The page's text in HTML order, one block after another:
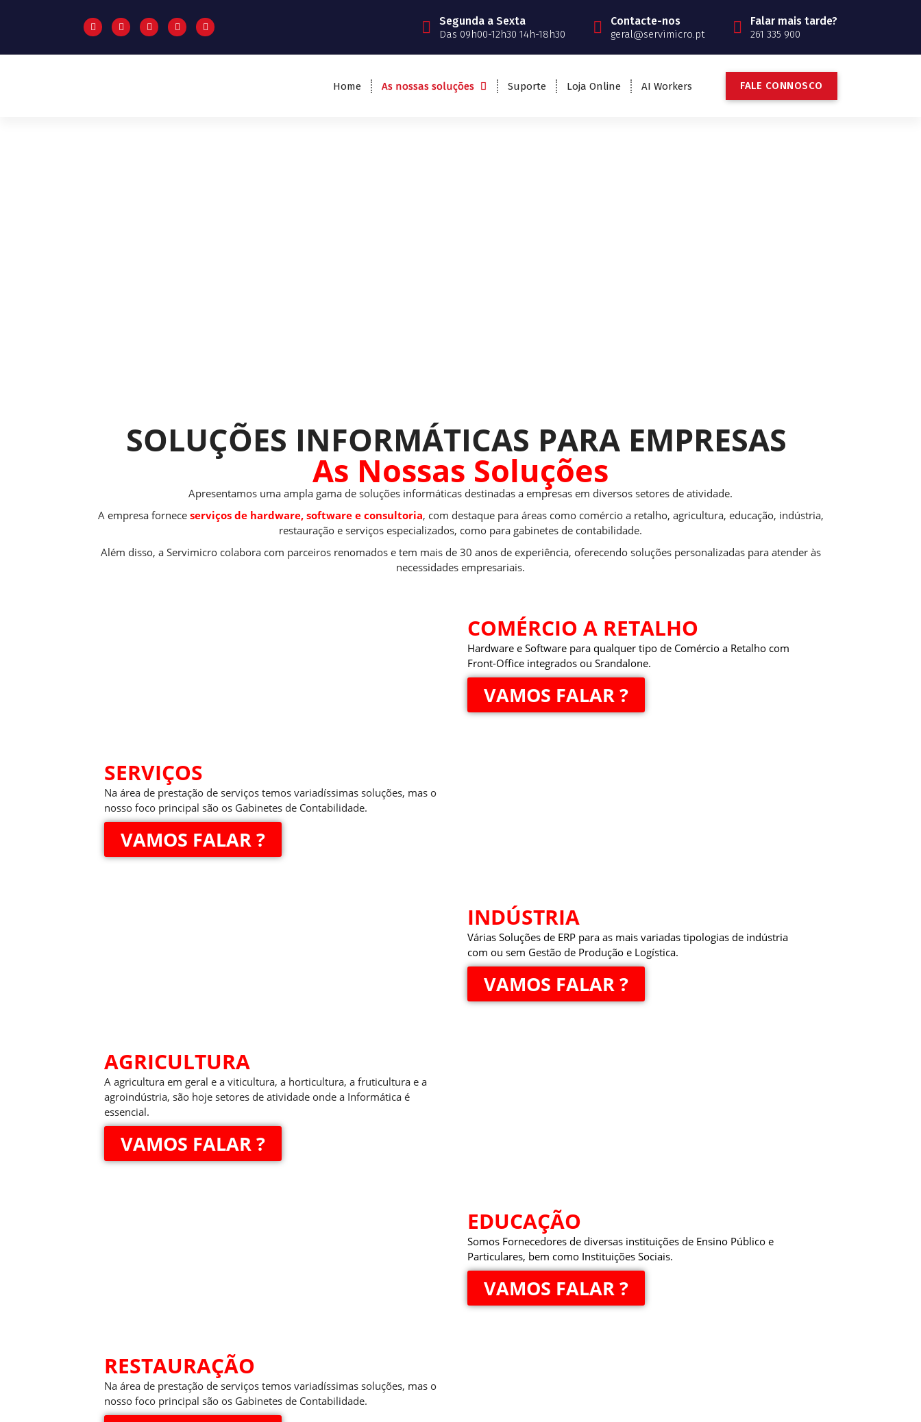
Segunda a Sexta
Das 09h00-12h30 14h-18h30
Contacte-nos
geral@servimicro.pt
Falar mais tarde?
261 335 900
Home As nossas soluções Suporte Loja Online AI Workers FALE CONNOSCO
SOLUÇÕES INFORMÁTICAS PARA EMPRESAS ​
As Nossas Soluções
Apresentamos uma ampla gama de soluções informáticas destinadas a empresas em diversos setores de atividade.
A empresa fornece serviços de hardware, software e consultoria, com destaque para áreas como comércio a retalho, agricultura, educação, indústria,
restauração e serviços especializados, como para gabinetes de contabilidade.
Além disso, a Servimicro colabora com parceiros renomados e tem mais de 30 anos de experiência, oferecendo soluções personalizadas para atender às
necessidades empresariais.
COMÉRCIO A RETALHO
Hardware e Software para qualquer tipo de Comércio a Retalho com
Front-Office integrados ou Srandalone.
VAMOS FALAR ?
SERVIÇOS
Na área de prestação de serviços temos variadíssimas soluções, mas o
nosso foco principal são os Gabinetes de Contabilidade.
VAMOS FALAR ?
INDÚSTRIA
Várias Soluções de ERP para as mais variadas tipologias de indústria
com ou sem Gestão de Produção e Logística.
VAMOS FALAR ?
AGRICULTURA
A agricultura em geral e a viticultura, a horticultura, a fruticultura e a
agroindústria, são hoje setores de atividade onde a Informática é
essencial.
VAMOS FALAR ?
EDUCAÇÃO
Somos Fornecedores de diversas instituições de Ensino Público e
Particulares, bem como Instituições Sociais.
VAMOS FALAR ?
RESTAURAÇÃO
Na área de prestação de serviços temos variadíssimas soluções, mas o
nosso foco principal são os Gabinetes de Contabilidade.